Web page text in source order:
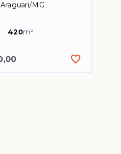
MG
420m²